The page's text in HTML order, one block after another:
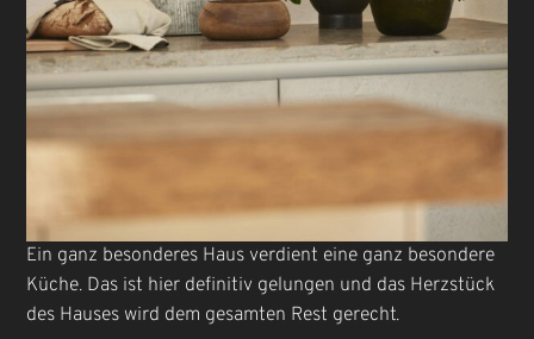
Ein ganz besonderes Haus verdient eine ganz besondere
Küche. Das ist hier definitiv gelungen und das Herzstück
des Hauses wird dem gesamten Rest gerecht.